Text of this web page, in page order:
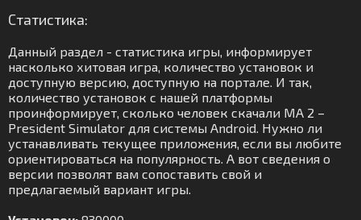
Статистика:
Данный раздел - статистика игры, информирует
насколько хитовая игра, количество установок и
доступную версию, доступную на портале. И так,
количество установок с нашей платформы
проинформирует, сколько человек скачали MA 2 –
President Simulator для системы Android. Нужно ли
устанавливать текущее приложения, если вы любите
ориентироваться на популярность. А вот сведения о
версии позволят вам сопоставить свой и
предлагаемый вариант игры.